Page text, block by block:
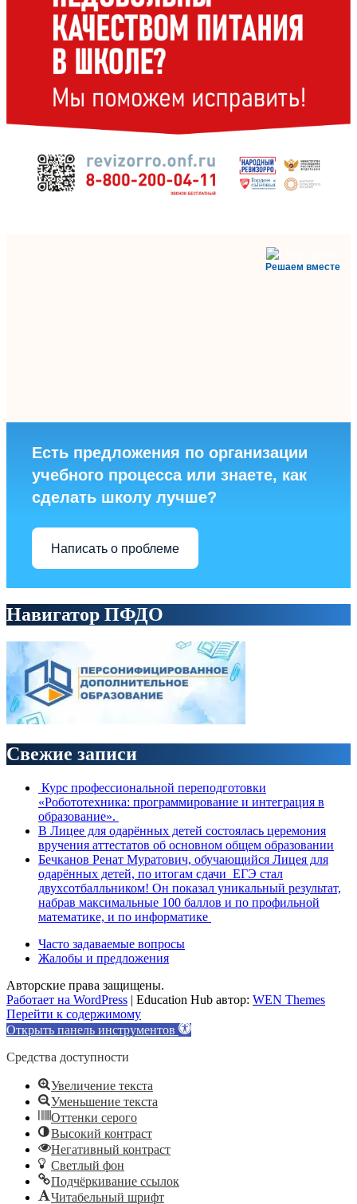
Решаем вместе
Есть предложения по организации
учебного процесса или знаете, как
сделать школу лучше?
Написать о проблеме
Навигатор ПФДО
Свежие записи
Курс профессиональной переподготовки
«Робототехника: программирование и интеграция в
образование».
В Лицее для одарённых детей состоялась церемония
вручения аттестатов об основном общем образовании
Бечканов Ренат Муратович, обучающийся Лицея для
одарённых детей, по итогам сдачи ЕГЭ стал
двухсотбалльником! Он показал уникальный результат,
набрав максимальные 100 баллов и по профильной
математике, и по информатике
Часто задаваемые вопросы
Жалобы и предложения
Авторские права защищены.
Работает на WordPress | Education Hub автор: WEN Themes
Перейти к содержимому
Открыть панель инструментов
Средства доступности
Увеличение текста
Уменьшение текста
Оттенки серого
Высокий контраст
Негативный контраст
Светлый фон
Подчёркивание ссылок
Читабельный шрифт